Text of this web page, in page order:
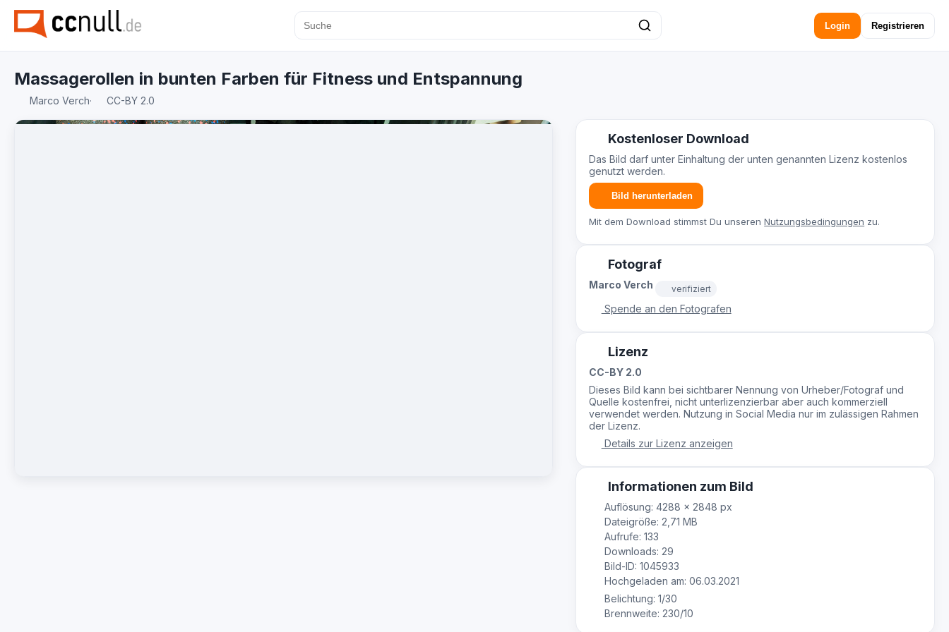
Login Registrieren
Massagerollen in bunten Farben für Fitness und Entspannung
Marco Verch· CC-BY 2.0
Kostenloser Download
Das Bild darf unter Einhaltung der unten genannten Lizenz kostenlos
genutzt werden.
Bild herunterladen
Mit dem Download stimmst Du unserenNutzungsbedingungen zu.
Fotograf
Marco Verch verifiziert
Spende an den Fotografen
Lizenz
CC-BY 2.0
Dieses Bild kann bei sichtbarer Nennung von Urheber/Fotograf und
Quelle kostenfrei, nicht unterlizenzierbar aber auch kommerziell
verwendet werden. Nutzung in Social Media nur im zulässigen Rahmen
der Lizenz.
Details zur Lizenz anzeigen
Informationen zum Bild
Auflösung: 4288 × 2848 px
Dateigröße: 2,71 MB
Aufrufe: 133
Downloads: 29
Bild-ID: 1045933
Hochgeladen am: 06.03.2021
Belichtung: 1/30
Brennweite: 230/10